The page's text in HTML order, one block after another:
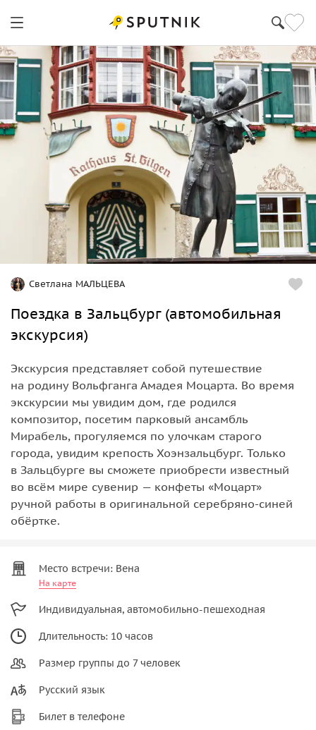
Светлана МАЛЬЦЕВА
Поездка в Зальцбург (автомобильная
экскурсия)
Экскурсия представляет собой путешествие
на родину Вольфганга Амадея Моцарта. Во время
экскурсии мы увидим дом, где родился
композитор, посетим парковый ансамбль
Мирабель, прогуляемся по улочкам старого
города, увидим крепость Хоэнзальцбург. Только
в Зальцбурге вы сможете приобрести известный
во всём мире сувенир — конфеты «Моцарт»
ручной работы в оригинальной серебряно-синей
обёртке.
Место встречи: Вена
На карте
Индивидуальная, автомобильно-пешеходная
Длительность: 10 часов
Размер группы до 7 человек
Русский язык
Билет в телефоне